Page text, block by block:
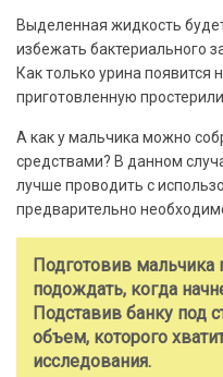
Выделенная жидкость
избежать бактериального
Как только урина
приготовленную
А как у мальчика можно
средствами? В данном
лучше проводить c
предварительно
Подготовив мальчика
подождать, когда
Подставив банку под
объем, которого
исследования.